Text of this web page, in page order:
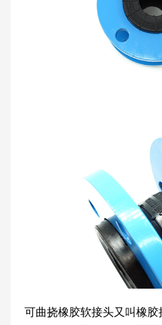
可曲挠橡胶软接头又叫橡